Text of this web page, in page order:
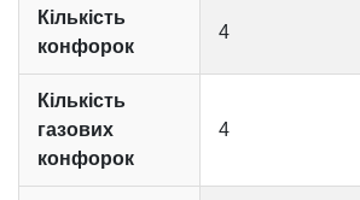
Кількість
конфорок
4
Кількість
газових
конфорок
4